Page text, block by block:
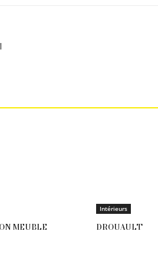
MEUBLE
Intérieurs
DROUAULT